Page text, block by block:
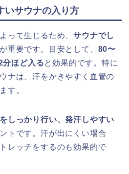
いサウナの入り方
って生じるため、サウナでし
が重要です。目安として、 80〜
ほど入ると効果的です。特に
ナは、汗をかきやすく血管の
す。
しっかり行い、発汗しやすい
トです。汗が出にくい場合
レッチをするのも効果的で